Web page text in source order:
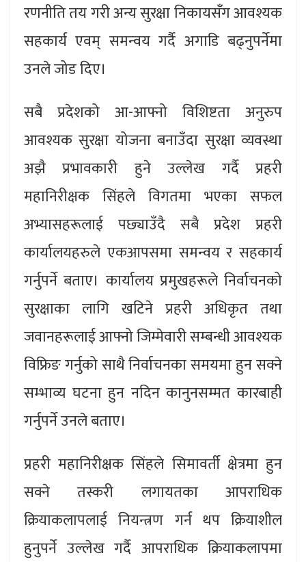
रणनीति तय गरी अन्य सुरक्षा निकायसँग आवश्यक
सहकार्य एवम् समन्वय गर्दै अगाडि बढ्नुपर्नेमा
उनले जोड दिए।
सबै प्रदेशको आ-आफ्नो विशिष्टता अनुरुप
आवश्यक सुरक्षा योजना बनाउँदा सुरक्षा व्यवस्था
अझै प्रभावकारी हुने उल्लेख गर्दै प्रहरी
महानिरीक्षक सिंहले विगतमा भएका सफल
अभ्यासहरूलाई पछ्याउँदै सबै प्रदेश प्रहरी
कार्यालयहरुले एकआपसमा समन्वय र सहकार्य
गर्नुपर्ने बताए। कार्यालय प्रमुखहरूले निर्वाचनको
सुरक्षाका लागि खटिने प्रहरी अधिकृत तथा
जवानहरूलाई आफ्नो जिम्मेवारी सम्बन्धी आवश्यक
विफ्रिङ गर्नुको साथै निर्वाचनका समयमा हुन सक्ने
सम्भाव्य घटना हुन नदिन कानुनसम्मत कारबाही
गर्नुपर्ने उनले बताए।
प्रहरी महानिरीक्षक सिंहले सिमावर्ती क्षेत्रमा हुन
सक्ने तस्करी लगायतका आपराधिक
क्रियाकलापलाई नियन्त्रण गर्न थप क्रियाशील
हुनुपर्ने उल्लेख गर्दै आपराधिक क्रियाकलापमा